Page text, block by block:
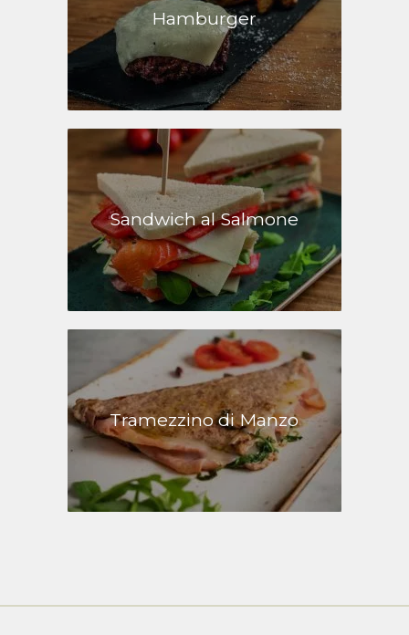
Hamburger
Sandwich al Salmone
Tramezzino di Manzo